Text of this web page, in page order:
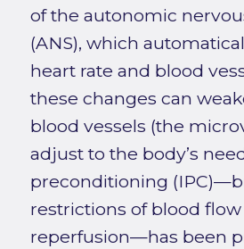
of the autonomic
(ANS), which
heart rate and blood
these changes can
blood vessels (the
adjust to the body’s
preconditioning
restrictions of blood
reperfusion—has been